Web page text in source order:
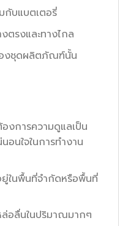
กับแบตเตอรี่
ตรงและทางไกล
งชุดผลิตภัณฑ์นั้น
องการความดูแลเป็น
อนใจในการทำงาน
ในพื้นที่จำกัดหรือพื้นที่
ล่อลื่นในปริมาณมากๆ